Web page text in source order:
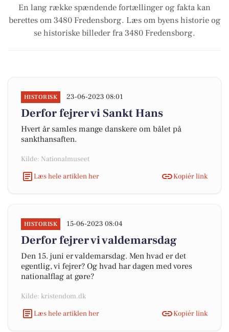
En lang række spændende fortællinger og fakta kan
berettes om 3480 Fredensborg. Læs om byens historie og
se historiske billeder fra 3480 Fredensborg.
HISTORISK 23-06-2023 08:01
Derfor fejrer vi Sankt Hans
Hvert år samles mange danskere om bålet på
sankthansaften.
Kilde: Nationalmuseet
Læs hele artiklen her
Kopiér link
HISTORISK 15-06-2023 08:04
Derfor fejrer vi valdemarsdag
Den 15. juni er valdemarsdag. Men hvad er det
egentlig, vi fejrer? Og hvad har dagen med vores
nationalflag at gøre?
Kilde: kristendom.dk
Læs hele artiklen her
Kopiér link